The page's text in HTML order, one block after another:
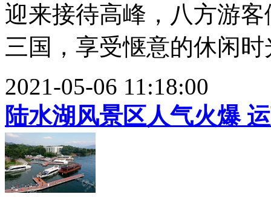
迎来接待高峰，八方游
三国，享受惬意的休闲时
2021-05-06 11:18:00
陆水湖风景区人气火爆